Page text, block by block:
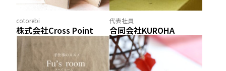
cotorebi
株式会社Cross Point
代表社員
合同会社KUROHA